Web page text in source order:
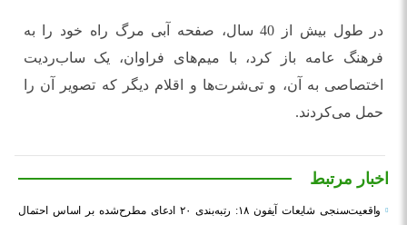
در طول بیش از 40 سال، صفحه آبی مرگ راه خود را به
فرهنگ عامه باز کرد، با میم‌های فراوان، یک ساب‌ردیت
اختصاصی به آن، و تی‌شرت‌ها و اقلام دیگر که تصویر آن را
حمل می‌کردند.
اخبار مرتبط
واقعیت‌سنجی شایعات آیفون ۱۸: رتبه‌بندی ۲۰ ادعای مطرح‌شده بر اساس احتمال